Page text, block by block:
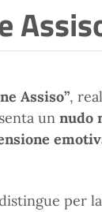
Assiso”,
un nudo
per